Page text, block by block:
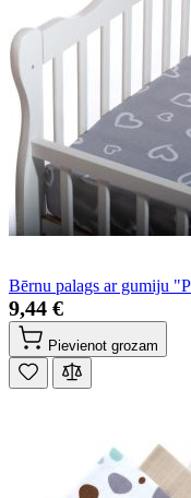
Bērnu palags ar gumiju
9,44 €
Pievienot grozam